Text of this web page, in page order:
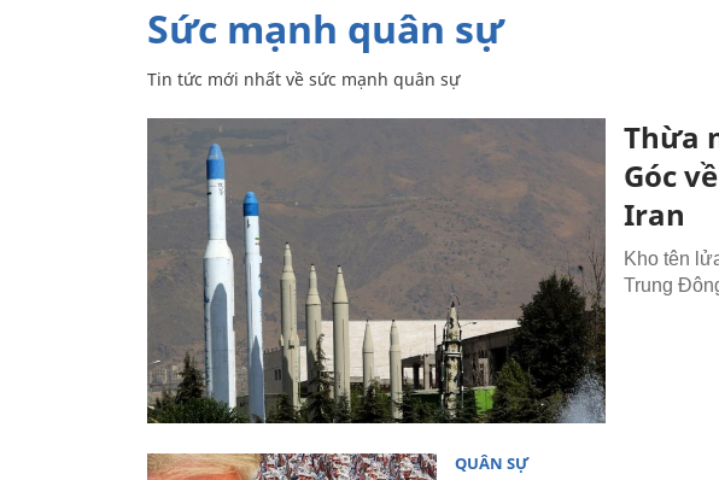
sức mạnh quân sự
Tin tức mới nhất về sức mạnh quân sự
Thừa
Góc
Iran
Kho tên
Trung
QUÂN SỰ